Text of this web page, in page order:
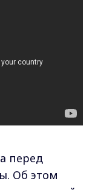
перед
Об этом